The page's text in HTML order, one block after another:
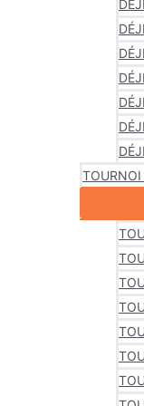
TOURNOI